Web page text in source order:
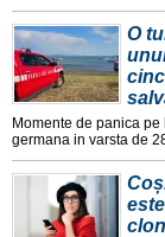
O
Momente de panica
germana in varsta de